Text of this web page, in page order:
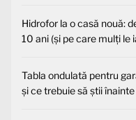
Hidrofor la o casă nouă:
10 ani (și pe care mulți le
Tabla ondulată pentru
și ce trebuie să știi